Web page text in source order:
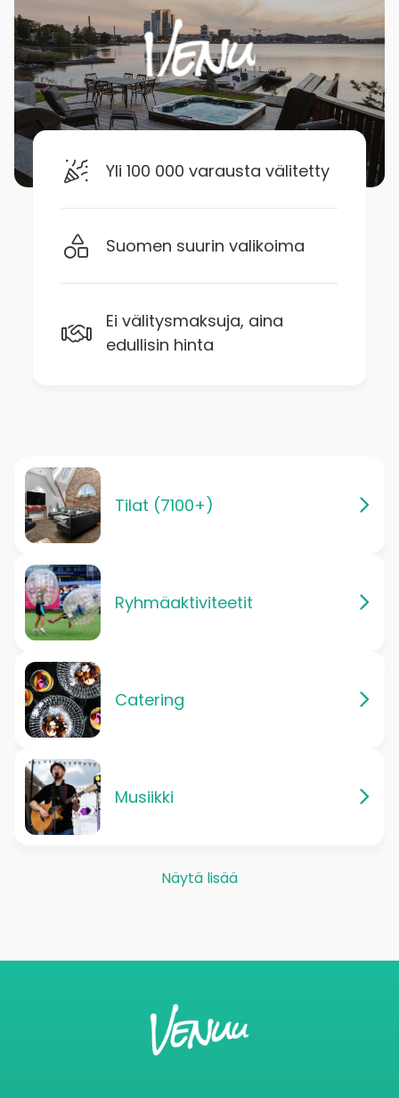
Yli 100 000 varausta välitetty
Suomen suurin valikoima
Ei välitysmaksuja, aina
edullisin hinta
Tilat (7100+)
Ryhmäaktiviteetit
Catering
Musiikki
Näytä lisää